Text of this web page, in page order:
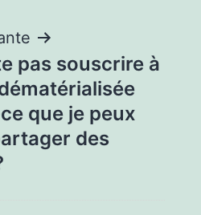
pas souscrire à
que je peux
des